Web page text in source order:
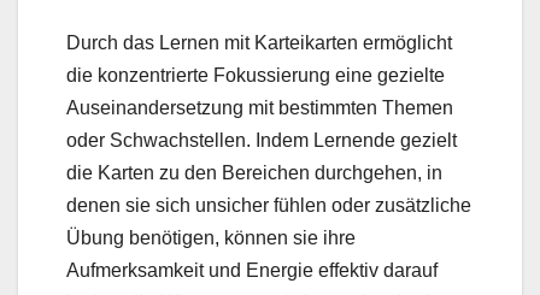
Durch das Lernen mit Karteikarten ermöglicht
die konzentrierte Fokussierung eine gezielte
Auseinandersetzung mit bestimmten Themen
oder Schwachstellen. Indem Lernende gezielt
die Karten zu den Bereichen durchgehen, in
denen sie sich unsicher fühlen oder zusätzliche
Übung benötigen, können sie ihre
Aufmerksamkeit und Energie effektiv darauf